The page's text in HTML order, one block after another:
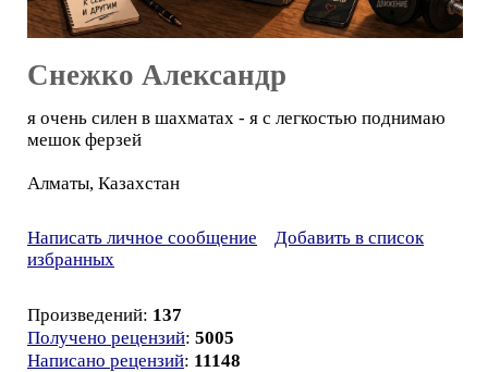
Снежко Александр
я очень силен в шахматах - я с легкостью поднимаю
мешок ферзей
Алматы, Казахстан
Написать личное сообщение
Добавить в список
избранных
Произведений: 137
Получено рецензий: 5005
Написано рецензий: 11148